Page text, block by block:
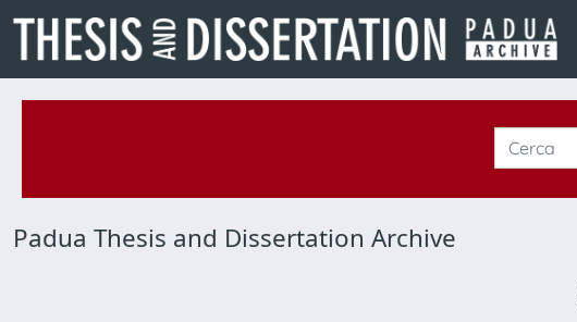
Padua Thesis and Dissertation Archive